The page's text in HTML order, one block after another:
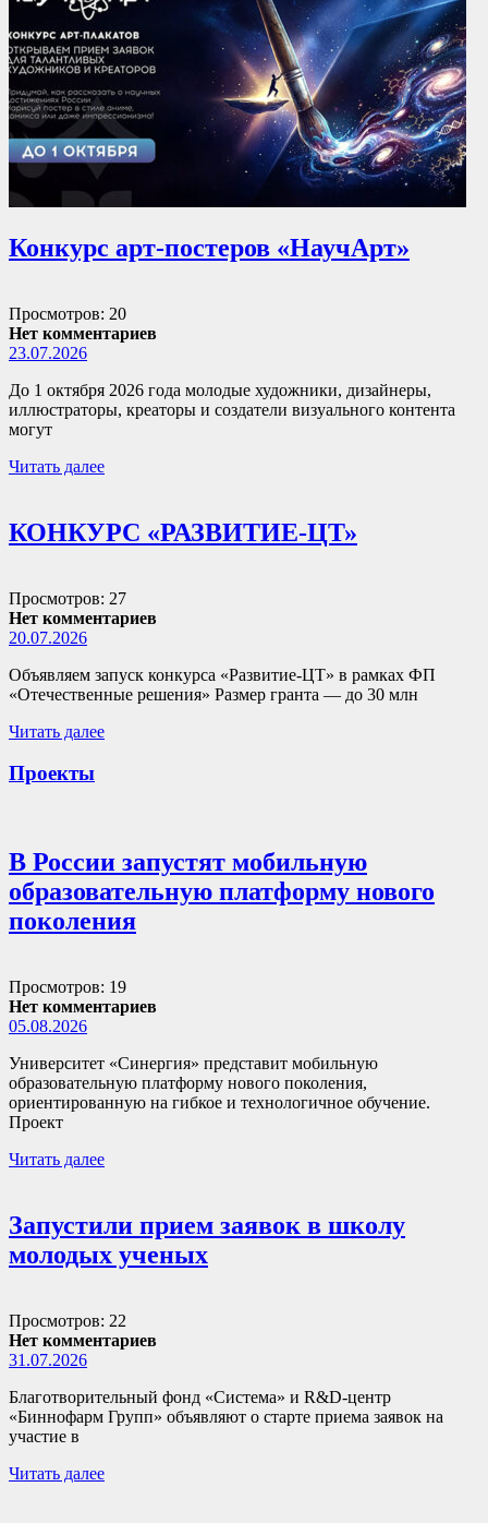
Конкурс арт-постеров «НаучАрт»
Просмотров: 20
Нет комментариев
23.07.2026
До 1 октября 2026 года молодые художники, дизайнеры,
иллюстраторы, креаторы и создатели визуального контента
могут
Читать далее
КОНКУРС «РАЗВИТИЕ-ЦТ»
Просмотров: 27
Нет комментариев
20.07.2026
Объявляем запуск конкурса «Развитие-ЦТ» в рамках ФП
«Отечественные решения» Размер гранта — до 30 млн
Читать далее
Проекты
В России запустят мобильную
образовательную платформу нового
поколения
Просмотров: 19
Нет комментариев
05.08.2026
Университет «Синергия» представит мобильную
образовательную платформу нового поколения,
ориентированную на гибкое и технологичное обучение.
Проект
Читать далее
Запустили прием заявок в школу
молодых ученых
Просмотров: 22
Нет комментариев
31.07.2026
Благотворительный фонд «Система» и R&D-центр
«Биннофарм Групп» объявляют о старте приема заявок на
участие в
Читать далее